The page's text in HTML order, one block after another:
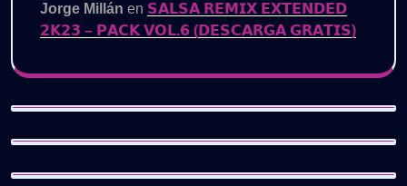
Jorge Millán en 𝗦𝗔𝗟𝗦𝗔 𝗥𝗘𝗠𝗜𝗫 𝗘𝗫𝗧𝗘𝗡𝗗𝗘𝗗
𝟮𝗞𝟮𝟯 – 𝗣𝗔𝗖𝗞 𝗩𝗢𝗟.𝟲 (𝗗𝗘𝗦𝗖𝗔𝗥𝗚𝗔 𝗚𝗥𝗔𝗧𝗜𝗦)